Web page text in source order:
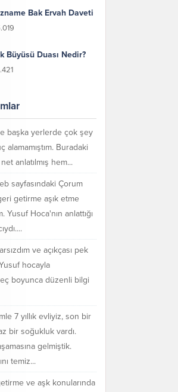
Bak Ervah Daveti
Büyüsü Duası Nedir?
başka yerlerde çok şey
Buradaki
anlatılmış hem...
sayfasındaki Çorum
getirme aşık etme
Yusuf Hoca'nın anlattığı
ve açıkçası pek
hocayla
boyunca düzenli bilgi
7 yıllık evliyiz, son bir
bir soğukluk vardı.
gelmiştik.
temiz...
ve aşk konularında